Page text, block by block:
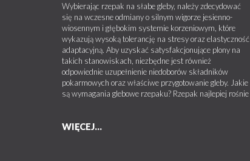
Wybierając rzepak na słabe gleby, należy zdecydować
się na wczesne odmiany o silnym wigorze jesienno-
wiosennym i głębokim systemie korzeniowym, które
wykazują wysoką tolerancję na stresy oraz elastyczność
adaptacyjną. Aby uzyskać satysfakcjonujące plony na
takich stanowiskach, niezbędne jest również
odpowiednie uzupełnienie niedoborów składników
pokarmowych oraz właściwe przygotowanie gleby. Jakie
są wymagania glebowe rzepaku? Rzepak najlepiej rośnie
WIĘCEJ...